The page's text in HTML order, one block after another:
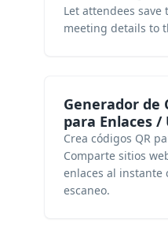
Let attendees
meeting details to
Generador de
para Enlaces /
Crea códigos QR
Comparte sitios
enlaces al instante
escaneo.